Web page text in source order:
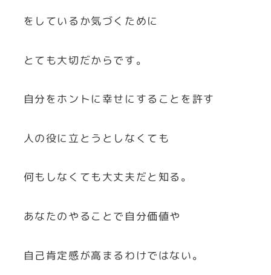
をしているか気づくために
とても大切だからです。
自分をホントに幸せにすることを許す
人の役に立とうとしなくても
何もしなくても大丈夫だと知る。
あなたのやることで自分価値や
自己肯定感が高まるわけではない。